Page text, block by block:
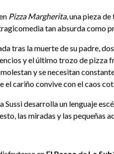
Pizza Margherita, una pieza
tan absurda como
tras la muerte de su padre,
y el último trozo de pizza
y se necesitan
el cariño convive con el caos
Sussi desarrolla un lenguaje
las miradas y las pequeñas